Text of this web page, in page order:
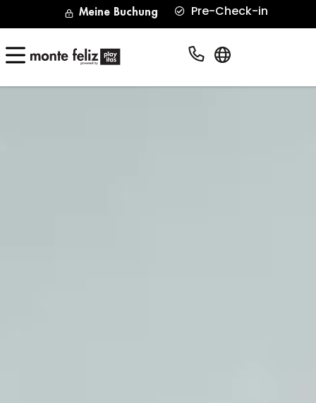
Meine Buchung Pre-Check-in
Deutsch